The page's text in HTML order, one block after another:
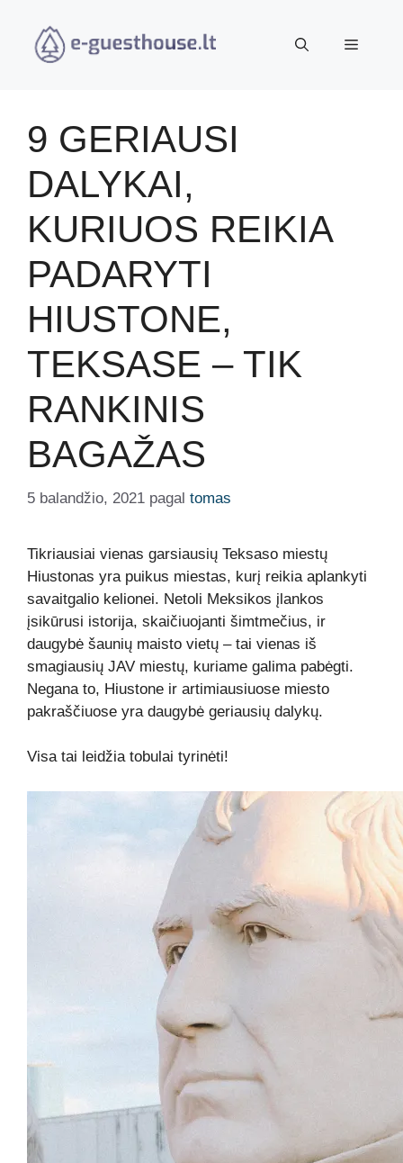
turinio
Meniu
9 GERIAUSI
DALYKAI,
KURIUOS REIKIA
PADARYTI
HIUSTONE,
TEKSASE – TIK
RANKINIS
BAGAŽAS
5 balandžio, 2021 pagal tomas
Tikriausiai vienas garsiausių Teksaso miestų
Hiustonas yra puikus miestas, kurį reikia aplankyti
savaitgalio kelionei. Netoli Meksikos įlankos
įsikūrusi istorija, skaičiuojanti šimtmečius, ir
daugybė šaunių maisto vietų – tai vienas iš
smagiausių JAV miestų, kuriame galima pabėgti.
Negana to, Hiustone ir artimiausiuose miesto
pakraščiuose yra daugybė geriausių dalykų.
Visa tai leidžia tobulai tyrinėti!